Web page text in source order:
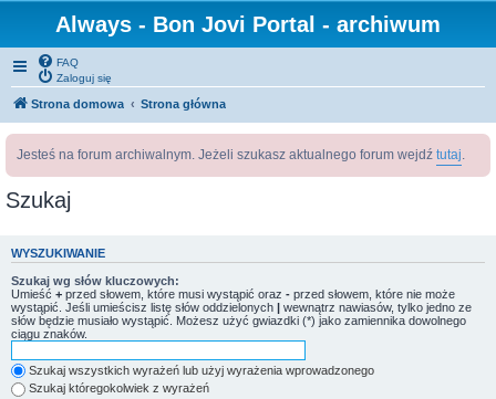
Always - Bon Jovi Portal - archiwum
FAQ
Zaloguj się
Strona domowa Strona główna
Jesteś na forum archiwalnym. Jeżeli szukasz aktualnego forum wejdź tutaj.
Szukaj
WYSZUKIWANIE
Szukaj wg słów kluczowych:
Umieść + przed słowem, które musi wystąpić oraz - przed słowem, które nie może
wystąpić. Jeśli umieścisz listę słów oddzielonych | wewnątrz nawiasów, tylko jedno ze
słów będzie musiało wystąpić. Możesz użyć gwiazdki (*) jako zamiennika dowolnego
ciągu znaków.
Szukaj wszystkich wyrażeń lub użyj wyrażenia wprowadzonego
Szukaj któregokolwiek z wyrażeń